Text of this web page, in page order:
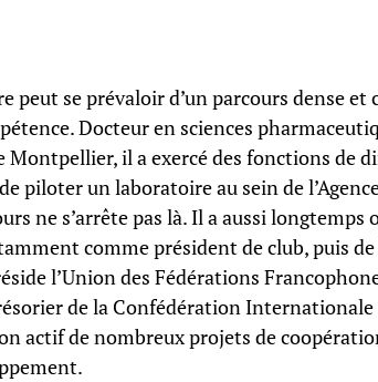
peut se prévaloir d’un parcours dense
Docteur en sciences
Montpellier, il a exercé des fonctions de
piloter un laboratoire au sein de
ne s’arrête pas là. Il a aussi
comme président de club, puis
l’Union des Fédérations
de la Confédération Internationale
actif de nombreux projets de